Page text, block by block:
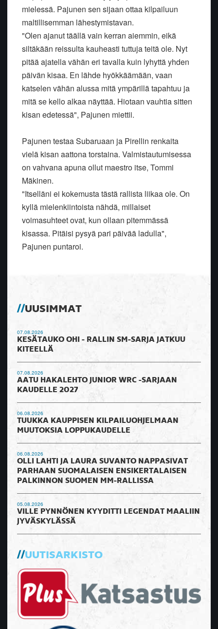
mielessä. Pajunen sen sijaan ottaa kilpailuun
maltillisemman lähestymistavan.
"Olen ajanut täällä vain kerran aiemmin, eikä
siltäkään reissulta kauheasti tuttuja teitä ole. Nyt
pitää ajatella vähän eri tavalla kuin lyhyttä yhden
päivän kisaa. En lähde hyökkäämään, vaan
katselen vähän alussa mitä ympärillä tapahtuu ja
mitä se kello alkaa näyttää. Hiotaan vauhtia sitten
kisan edetessä", Pajunen miettii.
Pajunen testaa Subaruaan ja Pirellin renkaita
vielä kisan aattona torstaina. Valmistautumisessa
on vahvana apuna ollut maestro itse, Tommi
Mäkinen.
"Itselläni ei kokemusta tästä rallista liikaa ole. On
kyllä mielenkiintoista nähdä, millaiset
voimasuhteet ovat, kun ollaan pitemmässä
kisassa. Pitäisi pysyä pari päivää ladulla",
Pajunen puntaroi.
UUSIMMAT
07.08.2026
KESÄTAUKO OHI - RALLIN SM-SARJA JATKUU
KITEELLÄ
07.08.2026
AATU HAKALEHTO JUNIOR WRC -SARJAAN
KAUDELLE 2027
06.08.2026
TUUKKA KAUPPISEN KILPAILUOHJELMAAN
MUUTOKSIA LOPPUKAUDELLE
06.08.2026
OLLI LAHTI JA LAURA SUVANTO NAPPASIVAT
PARHAAN SUOMALAISEN ENSIKERTALAISEN
PALKINNON SUOMEN MM-RALLISSA
05.08.2026
VILLE PYNNÖNEN KYYDITTI LEGENDAT MAALIIN
JYVÄSKYLÄSSÄ
UUTISARKISTO